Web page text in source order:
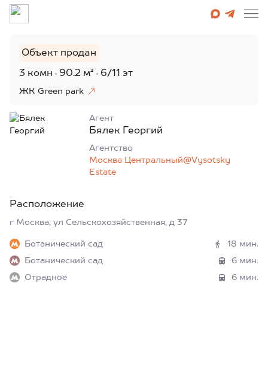
Объект продан
3 комн 90.2 м² 6/11 эт
ЖК Green park
Агент
Бялек Георгий
Агентcтво
Москва Центральный@Vysotsky
Estate
Расположение
г Москва, ул Сельскохозяйственная, д 37
Ботанический сад
18 мин.
Ботанический сад
6 мин.
Отрадное
6 мин.